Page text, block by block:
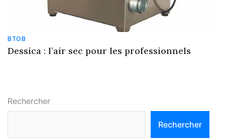
BTOB
Dessica : l’air sec pour les professionnels
Rechercher
Rechercher